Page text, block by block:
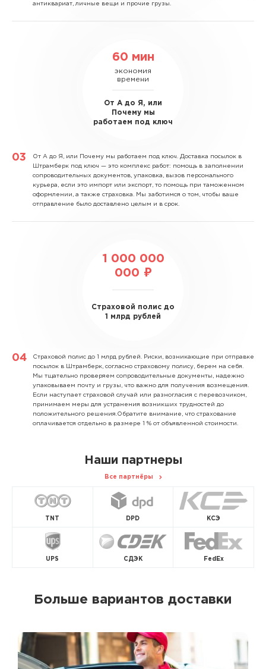
антиквариат, личные вещи и прочие грузы.
60 мин
экономия
времени
От А до Я, или
Почему мы
работаем под ключ
От А до Я, или Почему мы работаем под ключ.
Доставка посылок в
Штрамберк под ключ — это комплекс работ: помощь в заполнении
сопроводительных документов, упаковка, вызов персонального
курьера, если это импорт или экспорт, то помощь при таможенном
оформлении, а также страховка. Мы заботимся о том, чтобы ваше
отправление было доставлено целым и в срок.
1 000 000
000 ₽
Страховой полис до
1 млрд рублей
Страховой полис до 1 млрд рублей.
Риски, возникающие при отправке
посылок в Штрамберк, согласно страховому полису, берем на себя.
Мы тщательно проверяем сопроводительные документы, надежно
упаковываем почту и грузы, что важно для получения возмещения.
Если наступает страховой случай или разногласия с перевозчиком,
принимаем меры для устранения возникших трудностей до
положительного решения.Обратите внимание, что страхование
оплачивается отдельно в размере 1 % от объявленной стоимости.
Наши партнеры
Все партнёры
TNT DPD КСЭ
UPS СДЭК FedEx
Больше вариантов доставки